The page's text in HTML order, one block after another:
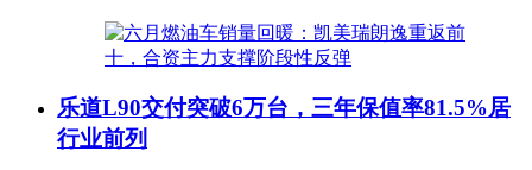
乐道L90交付突破6万台，三年保值率81.5%居
行业前列